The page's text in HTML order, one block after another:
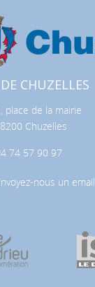
CHUZELLES
place de la mairie
Chuzelles
74 57 90 97
nous un email